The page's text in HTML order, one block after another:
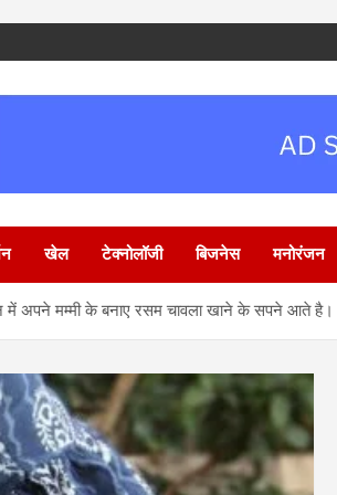
खेल टेक्नोलॉजी बिजनेस मनोरंजन
में अपने मम्मी के बनाए रसम चावला खाने के सपने आते है।